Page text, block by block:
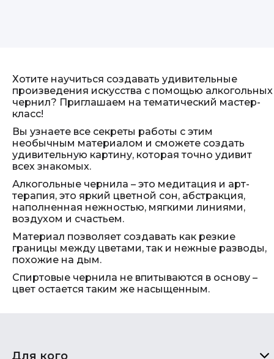
Хотите научиться создавать удивительные
произведения искусства с помощью алкогольных
чернил? Приглашаем на тематический мастер-
класс!
Вы узнаете все секреты работы с этим
необычным материалом и сможете создать
удивительную картину, которая точно удивит
всех знакомых.
Алкогольные чернила – это медитация и арт-
терапия, это яркий цветной сон, абстракция,
наполненная нежностью, мягкими линиями,
воздухом и счастьем.
Материал позволяет создавать как резкие
границы между цветами, так и нежные разводы,
похожие на дым.
Спиртовые чернила не впитываются в основу –
цвет остается таким же насыщенным.
Для кого